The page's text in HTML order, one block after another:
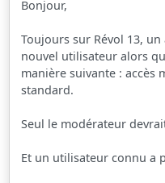
Bonjour,
Toujours sur Révol 13,
nouvel utilisateur alors
manière suivante : accès
standard.
Seul le modérateur
Et un utilisateur connu a